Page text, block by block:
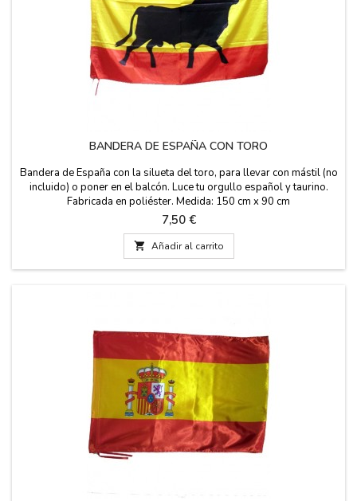
BANDERA DE ESPAÑA CON TORO
Bandera de España con la silueta del toro, para llevar con mástil (no
incluido) o poner en el balcón. Luce tu orgullo español y taurino.
Fabricada en poliéster. Medida: 150 cm x 90 cm
Precio
7,50 €
 Añadir al carrito